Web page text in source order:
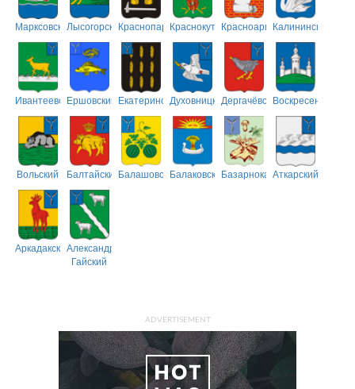
МарксовскийЛысогорскийКраснопартизанский
КраснокутскийКрасноармейский
Калининский
ИвантеевскийЕршовский ЕкатериновскийДуховницкийДергачёвскийВоскресенский
Вольский БалтайскийБалашовскийБалаковскийБазарнокарабулакский
Аткарский
АркадакскийАлександрово-
Гайский
ADVERTISEMENT